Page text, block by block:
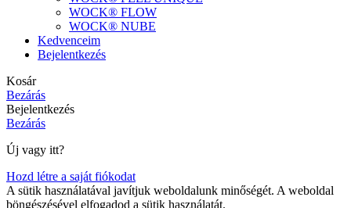
WOCK® FLOW
WOCK® NUBE
Kedvenceim
Bejelentkezés
Kosár
Bezárás
Bejelentkezés
Bezárás
Új vagy itt?
Hozd létre a saját fiókodat
A sütik használatával javítjuk weboldalunk minőségét. A weboldal
böngészésével elfogadod a sütik használatát.